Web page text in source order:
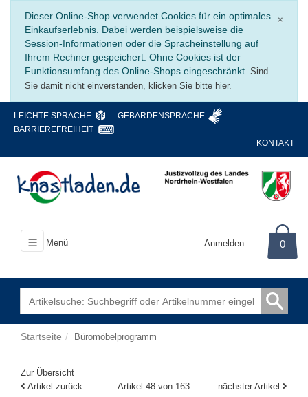
×
Dieser Online-Shop verwendet Cookies für ein optimales
Einkaufserlebnis. Dabei werden beispielsweise die
Session-Informationen oder die Spracheinstellung auf
Ihrem Rechner gespeichert. Ohne Cookies ist der
Funktionsumfang des Online-Shops eingeschränkt. Sind
Sie damit nicht einverstanden, klicken Sie bitte hier.
LEICHTE SPRACHE
GEBÄRDENSPRACHE
BARRIEREFREIHEIT
KONTAKT
Menü Anmelden 0
Startseite Büromöbelprogramm
Zur Übersicht
Artikel zurück
Artikel 48 von 163 nächster Artikel